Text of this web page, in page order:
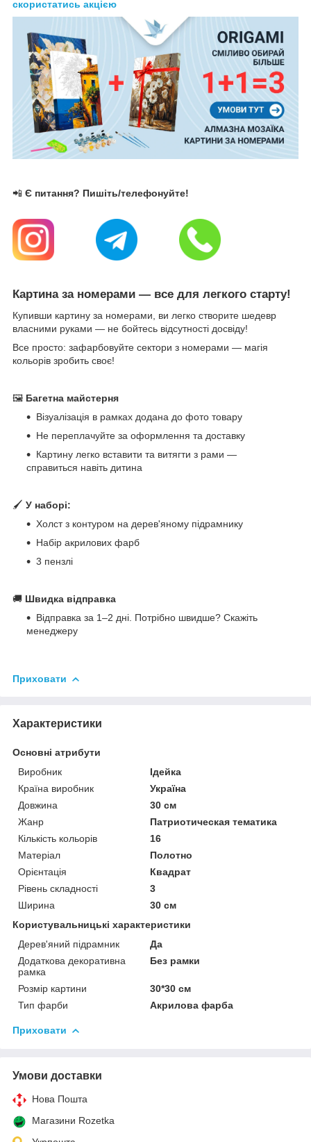
скористатись акцією
📲 Є питання? Пишіть/телефонуйте!
Картина за номерами — все для легкого старту!
Купивши картину за номерами, ви легко створите шедевр
власними руками — не бойтесь відсутності досвіду!
Все просто: зафарбовуйте сектори з номерами — магія
кольорів зробить своє!
🖼 Багетна майстерня
Візуалізація в рамках додана до фото товару
Не переплачуйте за оформлення та доставку
Картину легко вставити та витягти з рами —
справиться навіть дитина
🖌 У наборі:
Холст з контуром на дерев'яному підрамнику
Набір акрилових фарб
3 пензлі
🚚 Швидка відправка
Відправка за 1–2 дні. Потрібно швидше? Скажіть
менеджеру
Приховати
Характеристики
Основні атрибути
Виробник
Ідейка
Країна виробник
Україна
Довжина
30 см
Жанр
Патриотическая тематика
Кількість кольорів
16
Матеріал
Полотно
Орієнтація
Квадрат
Рівень складності
3
Ширина
30 см
Користувальницькі характеристики
Дерев'яний підрамник
Да
Додаткова декоративна
рамка
Без рамки
Розмір картини
30*30 см
Тип фарби
Акрилова фарба
Приховати
Умови доставки
Нова Пошта
Магазини Rozetka